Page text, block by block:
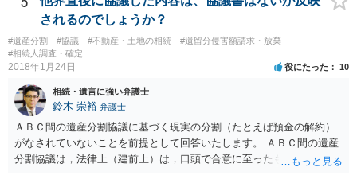
ありません。 なお、私が扱った相続放棄を検討していた案件で、期間
伸長して調査したところ、サラ金に対する過払金など相当な財産が見
つかったため相続したという事例がありました。
されるのでしょうか？
#遺産分割 #協議 #不動産・土地の相続
#遺留分侵害額請求・放棄
#相続人調査・確定
2018年1月24日 役にたった 10
相続・遺言に強い弁護士
鈴木 崇裕 弁護士
ＡＢＣ間の遺産分割協議に基づく現実の分割（たとえば預金の解約）
がなされていないことを前提として回答いたします。 ＡＢＣ間の遺産
分割協議は，法律上（建前上）は，口頭で合意に至ったものであって